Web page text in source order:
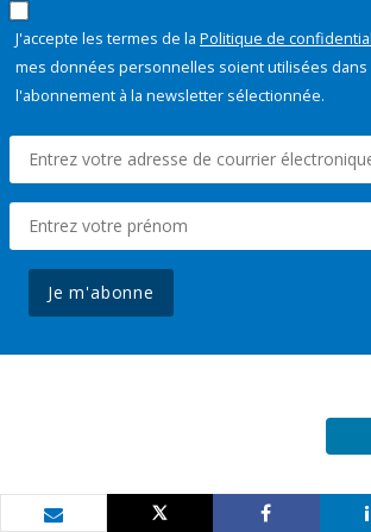
J'accepte les termes de la Politique de
mes données personnelles soient utilisées dans
l'abonnement à la newsletter sélectionnée.
Je m'abonne